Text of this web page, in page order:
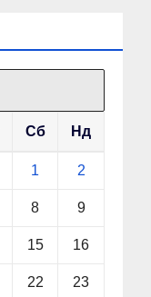
Сб Нд
1 2
8 9
15 16
22 23